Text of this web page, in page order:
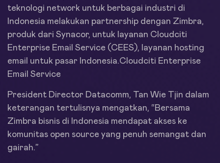
teknologi network untuk berbagai industri di
Indonesia melakukan partnership dengan Zimbra,
produk dari Synacor, untuk layanan Cloudciti
Enterprise Email Service (CEES), layanan hosting
email untuk pasar Indonesia.Cloudciti Enterprise
Email Service
President Director Datacomm, Tan Wie Tjin dalam
keterangan tertulisnya mengatkan, “Bersama
Zimbra bisnis di Indonesia mendapat akses ke
komunitas open source yang penuh semangat dan
gairah.”